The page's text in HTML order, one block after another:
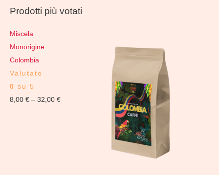
Prodotti più votati
Miscela
Monorigine
Colombia
Valutato
0 su 5
8,00 € – 32,00 €